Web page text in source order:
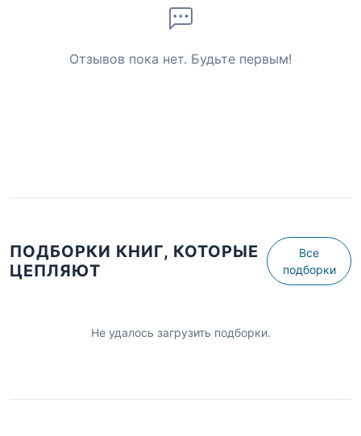
Отзывов пока нет. Будьте первым!
ПОДБОРКИ КНИГ, КОТОРЫЕ
ЦЕПЛЯЮТ
Все
подборки
Не удалось загрузить подборки.